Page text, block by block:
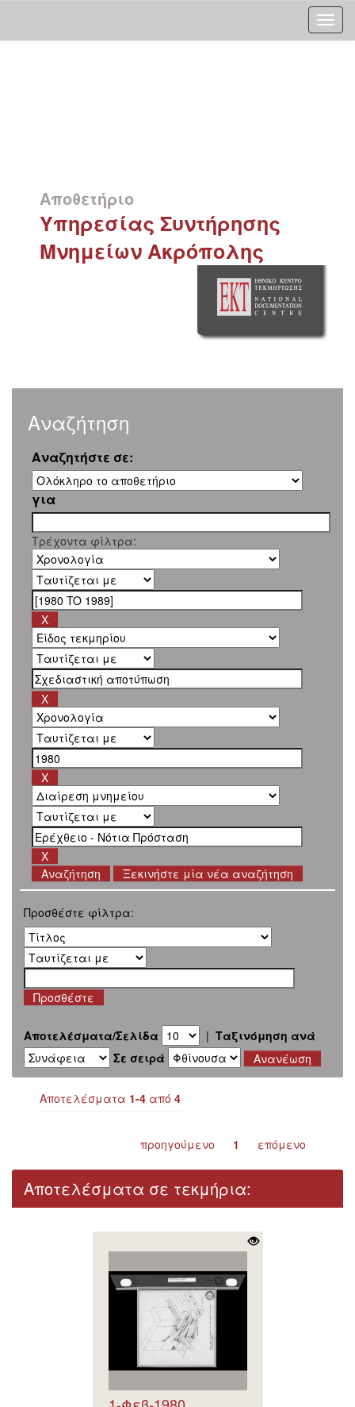
Αποθετήριο
Υπηρεσίας Συντήρησης
Μνημείων Ακρόπολης
Αναζήτηση
Αναζητήστε σε:
για
Τρέχοντα φίλτρα:
Ξεκινήστε μία νέα αναζήτηση
Προσθέστε φίλτρα:
Αποτελέσματα/Σελίδα | Ταξινόμηση ανά
Σε σειρά
Αποτελέσματα 1-4 από 4
προηγούμενο 1 επόμενο
Αποτελέσματα σε τεκμήρια: